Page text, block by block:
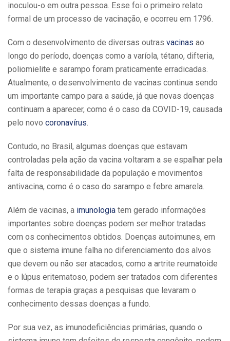
inoculou-o em outra pessoa. Esse foi o primeiro relato
formal de um processo de vacinação, e ocorreu em 1796.
Com o desenvolvimento de diversas outras vacinas ao
longo do período, doenças como a varíola, tétano, difteria,
poliomielite e sarampo foram praticamente erradicadas.
Atualmente, o desenvolvimento de vacinas continua sendo
um importante campo para a saúde, já que novas doenças
continuam a aparecer, como é o caso da COVID-19, causada
pelo novo coronavírus.
Contudo, no Brasil, algumas doenças que estavam
controladas pela ação da vacina voltaram a se espalhar pela
falta de responsabilidade da população e movimentos
antivacina, como é o caso do sarampo e febre amarela.
Além de vacinas, a imunologia tem gerado informações
importantes sobre doenças podem ser melhor tratadas
com os conhecimentos obtidos. Doenças autoimunes, em
que o sistema imune falha no diferenciamento dos alvos
que devem ou não ser atacados, como a artrite reumatoide
e o lúpus eritematoso, podem ser tratados com diferentes
formas de terapia graças a pesquisas que levaram o
conhecimento dessas doenças a fundo.
Por sua vez, as imunodeficiências primárias, quando o